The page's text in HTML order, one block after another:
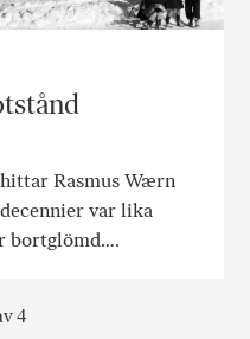
Rasmus Wærn
var lika
bortglömd….
4